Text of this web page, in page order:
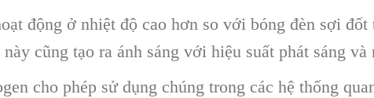
động ở nhiệt độ cao hơn so với bóng đèn sợi
cũng tạo ra ánh sáng với hiệu suất phát sáng và
cho phép sử dụng chúng trong các hệ thống